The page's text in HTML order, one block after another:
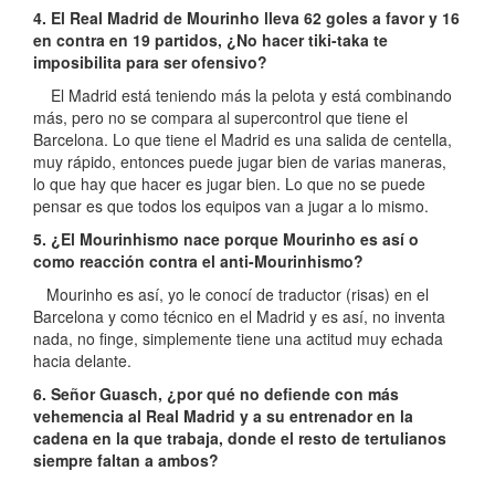
4. El Real Madrid de Mourinho lleva 62 goles a favor y 16
en contra en 19 partidos, ¿No hacer tiki-taka te
imposibilita para ser ofensivo?
El Madrid está teniendo más la pelota y está combinando
más, pero no se compara al supercontrol que tiene el
Barcelona. Lo que tiene el Madrid es una salida de centella,
muy rápido, entonces puede jugar bien de varias maneras,
lo que hay que hacer es jugar bien. Lo que no se puede
pensar es que todos los equipos van a jugar a lo mismo.
5. ¿El Mourinhismo nace porque Mourinho es así o
como reacción contra el anti-Mourinhismo?
Mourinho es así, yo le conocí de traductor (risas) en el
Barcelona y como técnico en el Madrid y es así, no inventa
nada, no finge, simplemente tiene una actitud muy echada
hacia delante.
6. Señor Guasch, ¿por qué no defiende con más
vehemencia al Real Madrid y a su entrenador en la
cadena en la que trabaja, donde el resto de tertulianos
siempre faltan a ambos?